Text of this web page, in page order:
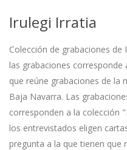
Irulegi Irratia
Colección de grabaciones
las grabaciones corresponde
que reúne grabaciones de la
Baja Navarra. Las
corresponden a la colección
los entrevistados eligen
pregunta a la que tienen que